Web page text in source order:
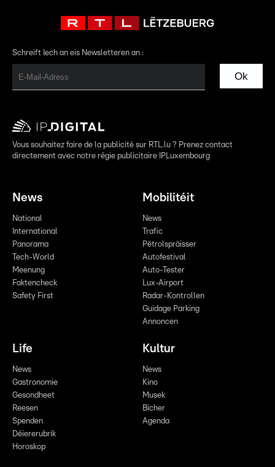
Schreift Iech an eis Newsletteren an :
Ok
Vous souhaitez faire de la publicité sur RTL.lu ? Prenez contact
directement avec notre régie publicitaire IPLuxembourg
News
National
International
Panorama
Tech-World
Meenung
Faktencheck
Safety First
Mobilitéit
News
Trafic
Pëtrolspräisser
Autofestival
Auto-Tester
Lux-Airport
Radar-Kontrollen
Guidage Parking
Annoncen
Life
News
Gastronomie
Gesondheet
Reesen
Spenden
Déiererubrik
Horoskop
Kultur
News
Kino
Musek
Bicher
Agenda